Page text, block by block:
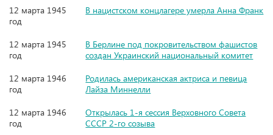
12 марта 1945
год
В нацистском концлагере умерла Анна Франк
12 марта 1945
год
В Берлине под покровительством фашистов
создан Украинский национальный комитет
12 марта 1946
год
Родилась американская актриса и певица
Лайза Миннелли
12 марта 1946
год
Открылась 1-я сессия Верховного Совета
СССР 2-го созыва